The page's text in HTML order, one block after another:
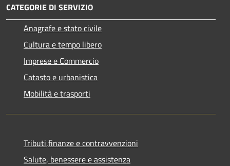
CATEGORIE DI SERVIZIO
Anagrafe e stato civile
Cultura e tempo libero
Imprese e Commercio
Catasto e urbanistica
Mobilità e trasporti
Tributi,finanze e contravvenzioni
Salute, benessere e assistenza